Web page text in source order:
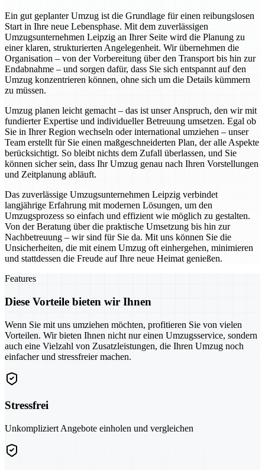
Ein gut geplanter Umzug ist die Grundlage für einen reibungslosen
Start in Ihre neue Lebensphase. Mit dem zuverlässigen
Umzugsunternehmen Leipzig an Ihrer Seite wird die Planung zu
einer klaren, strukturierten Angelegenheit. Wir übernehmen die
Organisation – von der Vorbereitung über den Transport bis hin zur
Endabnahme – und sorgen dafür, dass Sie sich entspannt auf den
Umzug konzentrieren können, ohne sich um die Details kümmern
zu müssen.
Umzug planen leicht gemacht – das ist unser Anspruch, den wir mit
fundierter Expertise und individueller Betreuung umsetzen. Egal ob
Sie in Ihrer Region wechseln oder international umziehen – unser
Team erstellt für Sie einen maßgeschneiderten Plan, der alle Aspekte
berücksichtigt. So bleibt nichts dem Zufall überlassen, und Sie
können sicher sein, dass Ihr Umzug genau nach Ihren Vorstellungen
und Zeitplanung abläuft.
Das zuverlässige Umzugsunternehmen Leipzig verbindet
langjährige Erfahrung mit modernen Lösungen, um den
Umzugsprozess so einfach und effizient wie möglich zu gestalten.
Von der Beratung über die praktische Umsetzung bis hin zur
Nachbetreuung – wir sind für Sie da. Mit uns können Sie die
Unsicherheiten, die mit einem Umzug oft einhergehen, minimieren
und stattdessen die Freude auf Ihre neue Heimat genießen.
Features
Diese Vorteile bieten wir Ihnen
Wenn Sie mit uns umziehen möchten, profitieren Sie von vielen
Vorteilen. Wir bieten Ihnen nicht nur einen Umzugsservice, sondern
auch eine Vielzahl von Zusatzleistungen, die Ihren Umzug noch
einfacher und stressfreier machen.
Stressfrei
Unkompliziert Angebote einholen und vergleichen